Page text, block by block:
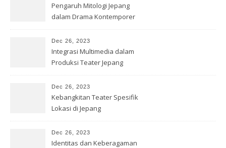
Pengaruh Mitologi Jepang
dalam Drama Kontemporer
Dec 26, 2023
Integrasi Multimedia dalam
Produksi Teater Jepang
Dec 26, 2023
Kebangkitan Teater Spesifik
Lokasi di Jepang
Dec 26, 2023
Identitas dan Keberagaman